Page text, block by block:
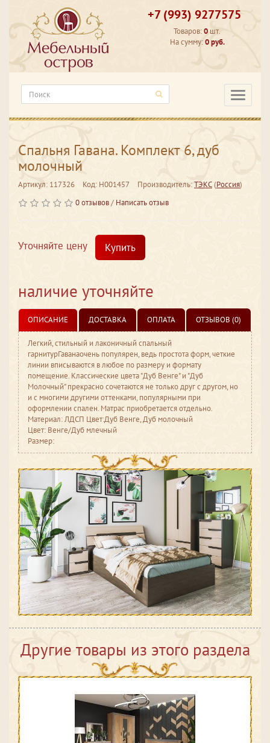
+7 (993) 9277575
Товаров:0 шт.
На сумму:0 руб.
Спальня Гавана. Комплект 6, дуб
молочный
Артикул: 117326 Код: Н001457 Производитель:ТЭКС(Россия)
0 отзывов/ Написать отзыв
Уточняйте цену Купить
наличие уточняйте
ОПИСАНИЕ ДОСТАВКА ОПЛАТА ОТЗЫВОВ (0)
Легкий, стильный и лаконичный спальный
гарнитурГаванаочень популярен, ведь простота форм, четкие
линии вписываются в любое по размеру и формату
помещение. Классические цвета "Дуб Венге" и "Дуб
Молочный" прекрасно сочетаются не только друг с другом, но
и с многими другими оттенками, популярными при
оформлении спален. Матрас приобретается отдельно.
Материал: ЛДСП Цвет:Дуб Венге, Дуб молочный
Цвет: Венге/Дуб млечный
Размер:
Другие товары из этого раздела